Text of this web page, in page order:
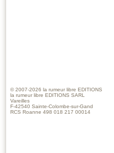
© 2007-2026 la rumeur libre EDITIONS
la rumeur libre EDITIONS SARL
Vareilles
F-42540 Sainte-Colombe-sur-Gand
RCS Roanne 498 018 217 00014